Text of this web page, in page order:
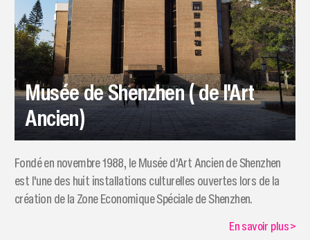
Musée de Shenzhen ( de l'Art
Ancien)
Fondé en novembre 1988, le Musée d'Art Ancien de Shenzhen
est l'une des huit installations culturelles ouvertes lors de la
création de la Zone Economique Spéciale de Shenzhen.
En savoir plus>